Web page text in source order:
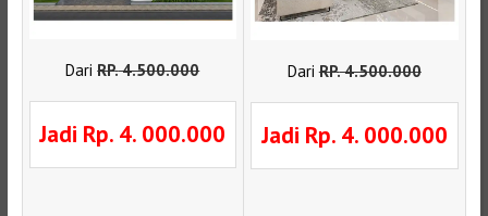
DariRP.4.500.000
Jadi Rp. 4. 000.000
DariRP.4.500.000
Jadi Rp. 4. 000.000